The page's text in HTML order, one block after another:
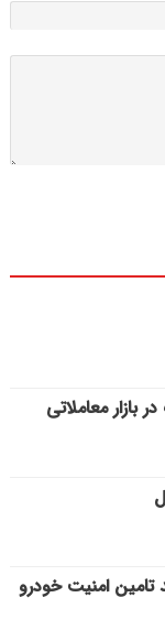
بازار معاملاتی
امنیت خودرو